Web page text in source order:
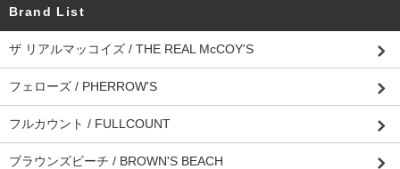
Brand List
ザ リアルマッコイズ / THE REAL McCOY'S
フェローズ / PHERROW'S
フルカウント / FULLCOUNT
ブラウンズビーチ / BROWN'S BEACH